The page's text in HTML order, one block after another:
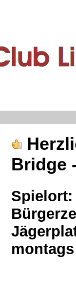
Bridge
Spielort: